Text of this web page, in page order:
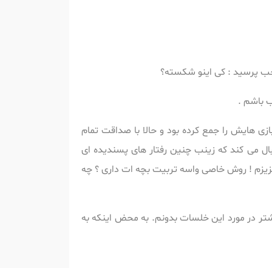
پرسید : کی اینو شکسته؟
باشم .
هایش را جمع کرده بود و حالا با صداقت تمام
کند که زینب چنین رفتار های پسندیده ای
! روش خاصی واسه تربیت بچه ات داری ؟ چه
در مورد این خلسات بدونم. به محض اینکه به